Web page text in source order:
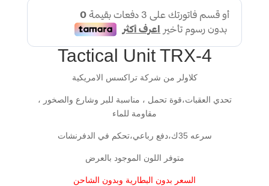
Tactical Unit TRX-4
كلاولر من شركة تراكسس الامريكية
تحدي العقبات،قوة تحمل ، مناسبة للبر وشارع والصخور ،
مقاومة للماء
سرعه 35ك،دفع رباعي،تحكم في الدفرنشات
متوفر اللون الموجود بالعرض
السعر بدون البطارية وبدون الشاحن